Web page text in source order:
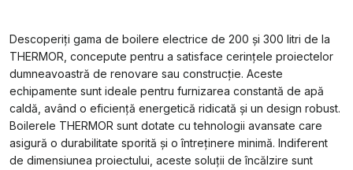
Descoperiți gama de boilere electrice de 200 și 300 litri de la
THERMOR, concepute pentru a satisface cerințele proiectelor
dumneavoastră de renovare sau construcție. Aceste
echipamente sunt ideale pentru furnizarea constantă de apă
caldă, având o eficiență energetică ridicată și un design robust.
Boilerele THERMOR sunt dotate cu tehnologii avansate care
asigură o durabilitate sporită și o întreținere minimă. Indiferent
de dimensiunea proiectului, aceste soluții de încălzire sunt